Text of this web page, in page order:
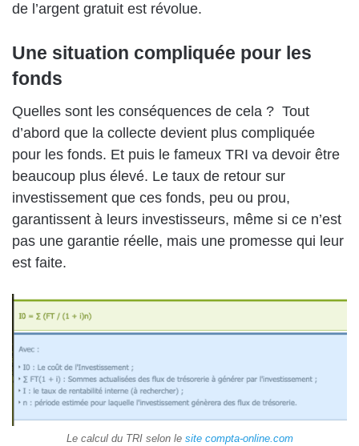
de l’argent gratuit est révolue.
Une situation compliquée pour les
fonds
Quelles sont les conséquences de cela ? Tout
d’abord que la collecte devient plus compliquée
pour les fonds. Et puis le fameux TRI va devoir être
beaucoup plus élevé. Le taux de retour sur
investissement que ces fonds, peu ou prou,
garantissent à leurs investisseurs, même si ce n’est
pas une garantie réelle, mais une promesse qui leur
est faite.
Le calcul du TRI selon le site compta-online.com